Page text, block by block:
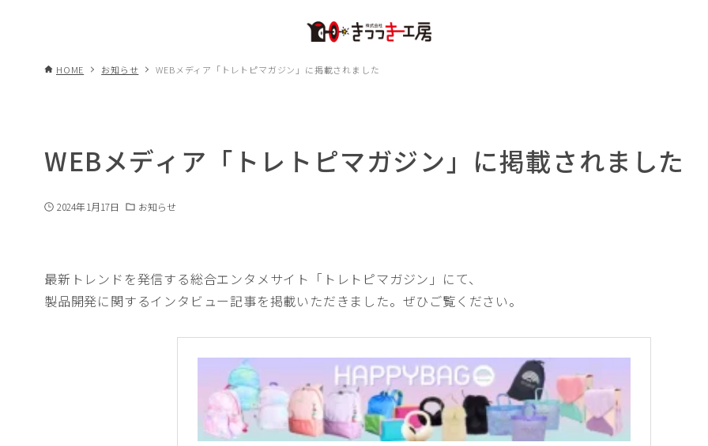
HOME お知らせ WEBメディア「トレトピマガジン」に掲載されました
WEBメディア「トレトピマガジン」に掲載されました
2024年1月17日 お知らせ
最新トレンドを発信する総合エンタメサイト「トレトピマガジン」にて、
製品開発に関するインタビュー記事を掲載いただきました。ぜひご覧ください。